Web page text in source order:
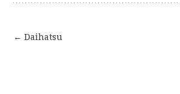
Post
← Daihatsu